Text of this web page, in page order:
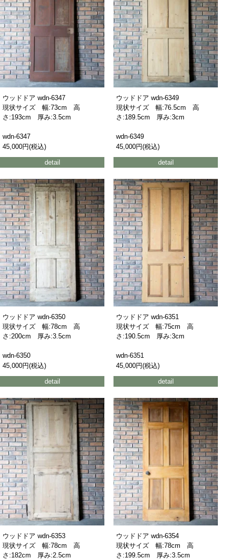
ウッドドア wdn-6347
現状サイズ 幅:73cm 高
さ:193cm 厚み:3.5cm
wdn-6347
45,000円(税込)
detail
ウッドドア wdn-6349
現状サイズ 幅:76.5cm 高
さ:189.5cm 厚み:3cm
wdn-6349
45,000円(税込)
detail
ウッドドア wdn-6350
現状サイズ 幅:78cm 高
さ:200cm 厚み:3.5cm
wdn-6350
45,000円(税込)
detail
ウッドドア wdn-6351
現状サイズ 幅:75cm 高
さ:190.5cm 厚み:3cm
wdn-6351
45,000円(税込)
detail
ウッドドア wdn-6353
現状サイズ 幅:78cm 高
さ:182cm 厚み:2.5cm
ウッドドア wdn-6354
現状サイズ 幅:78cm 高
さ:199.5cm 厚み:3.5cm